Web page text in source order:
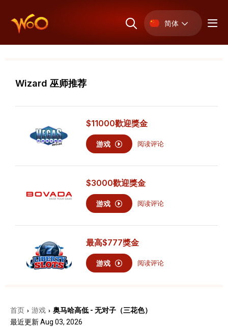
简体
Wizard 巫师推荐
$11000歡迎獎金
游戏 阅读评论
$3000歡迎獎金
游戏 阅读评论
最高$777獎金
游戏 阅读评论
首页 › 游戏 › 奥马哈高低 - 无对子（三花色）
最近更新 Aug 03, 2026